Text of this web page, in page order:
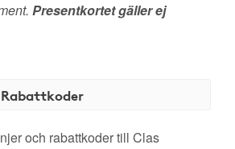
Presentkortet gäller ej
och rabattkoder till Clas